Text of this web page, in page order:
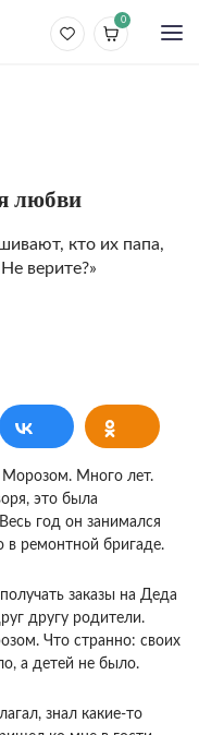
0
любви
кто их папа,
верите?»
Много лет.
это была
год он занимался
в ремонтной бригаде.
заказы на Деда
другу родители.
Что странно: своих
а детей не было.
знал какие-то